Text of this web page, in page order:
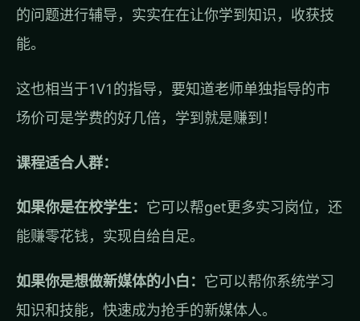
的问题进行辅导，实实在在让你学到知识，收获技
能。
这也相当于1V1的指导，要知道老师单独指导的市
场价可是学费的好几倍，学到就是赚到！
课程适合人群：
如果你是在校学生： 它可以帮get更多实习岗位，还
能赚零花钱，实现自给自足。
如果你是想做新媒体的小白： 它可以帮你系统学习
知识和技能，快速成为抢手的新媒体人。